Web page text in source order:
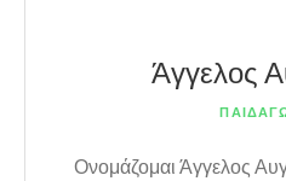
Άγγελος
Ονομάζομαι Άγγελος